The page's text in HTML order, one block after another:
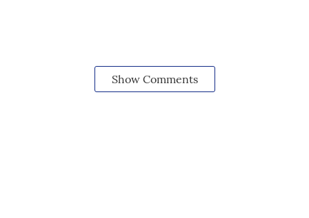
Show Comments